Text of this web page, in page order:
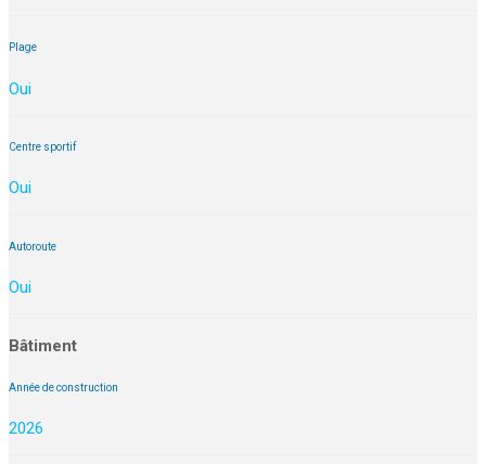
Plage
Oui
Centre sportif
Oui
Autoroute
Oui
Bâtiment
Année de construction
2026